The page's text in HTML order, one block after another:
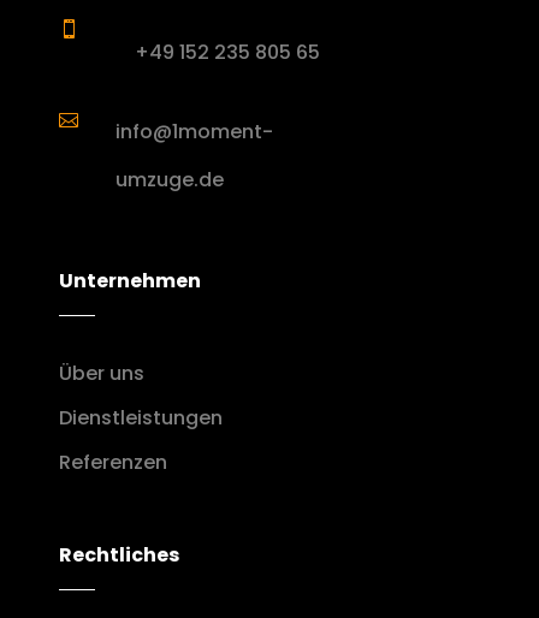

+49 152 235 805 65

info@1moment-
umzuge.de
Unternehmen
Über uns
Dienstleistungen
Referenzen
Rechtliches